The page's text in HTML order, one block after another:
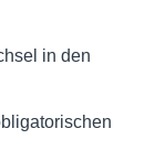
in den